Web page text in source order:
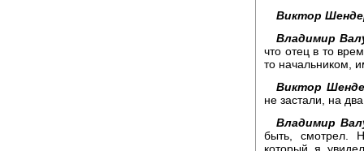
Виктор
Владимир
что отец в то
то начальником,
Виктор
не застали, на
Владимир
быть, смотрел.
который я